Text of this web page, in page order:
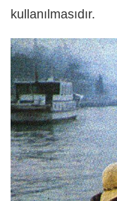
kullanılmasıdır.